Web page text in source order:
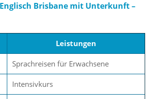
Brisbane mit Unterkunft –
Leistungen
Sprachreisen für Erwachsene
Intensivkurs